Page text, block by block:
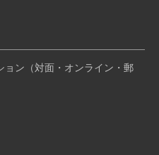
ョン（対面・オンライン・郵